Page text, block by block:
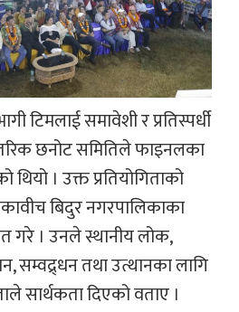
टिमलाई समावेशी र प्रतिस्पर्धी
छनोट समितिले फाइनलका
थियो । उक्त प्रतियोगिताको
बिदुर नगरपालिकाका
गरे । उनले स्थानीय लोक,
सम्वद्र्धन तथा उत्थानका लागि
सार्थकता दिएको वताए ।